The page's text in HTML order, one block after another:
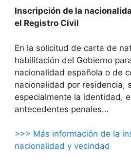
Inscripción de la
el Registro Civil
En la solicitud de carta de
habilitación del Gobierno
nacionalidad española o de
nacionalidad por residencia,
especialmente la identidad,
antecedentes penales…
>>> Más información de la
nacionalidad y vecindad